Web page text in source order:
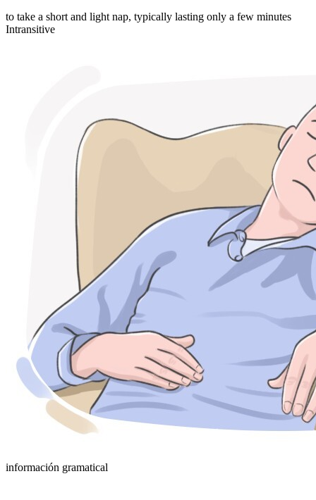
to take a short and light nap, typically lasting only a few minutes
Intransitive
información gramatical